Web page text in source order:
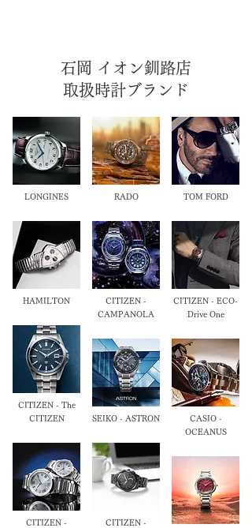
石岡 イオン釧路店
取扱時計ブランド
LONGINES
HAMILTON
CITIZEN - The
CITIZEN
CITIZEN -
RADO
CITIZEN -
CAMPANOLA
SEIKO - ASTRON
CITIZEN -
TOM FORD
CITIZEN - ECO-
Drive One
CASIO -
OCEANUS